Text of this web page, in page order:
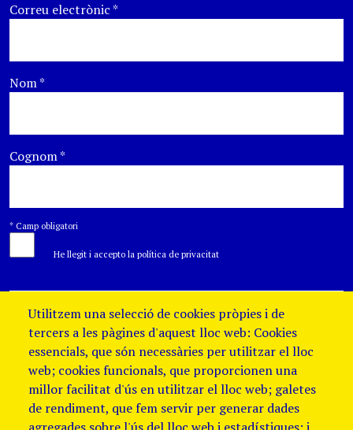
Correu electrònic*
Nom*
Cognom*
* Camp obligatori
He llegit i accepto la política de privacitat
Utilitzem una selecció de cookies pròpies i de
tercers a les pàgines d'aquest lloc web: Cookies
essencials, que són necessàries per utilitzar el lloc
web; cookies funcionals, que proporcionen una
millor facilitat d'ús en utilitzar el lloc web; galetes
de rendiment, que fem servir per generar dades